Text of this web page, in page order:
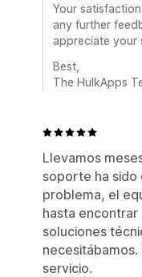
Your
any further
appreciate your
Best,
The HulkApps
Llevamos
soporte ha sido
problema, el
hasta encontrar
soluciones
servicio.